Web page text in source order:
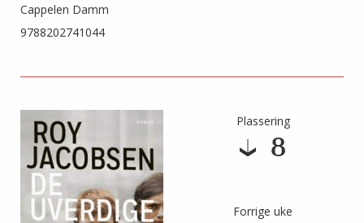
Cappelen Damm
9788202741044
Plassering
8
Forrige uke